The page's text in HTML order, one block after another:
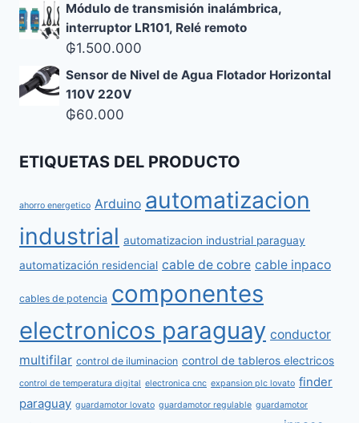
Módulo de transmisión inalámbrica,
interruptor LR101, Relé remoto
₲1.500.000
Sensor de Nivel de Agua Flotador Horizontal
110V 220V
₲60.000
ETIQUETAS DEL PRODUCTO
ahorro energetico Arduino automatizacion
industrial automatizacion industrial paraguay
automatización residencial cable de cobre cable inpaco
cables de potencia componentes
electronicos paraguay conductor
multifilar control de iluminacion control de tableros electricos
control de temperatura digital electronica cnc expansion plc lovato finder
paraguay guardamotor lovato guardamotor regulable guardamotor